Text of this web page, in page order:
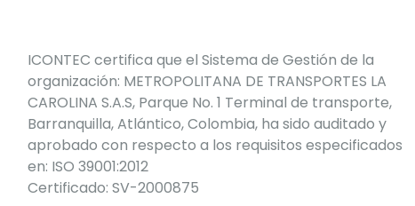
ICONTEC certifica que el Sistema de Gestión de la
organización: METROPOLITANA DE TRANSPORTES LA
CAROLINA S.A.S, Parque No. 1 Terminal de transporte,
Barranquilla, Atlántico, Colombia, ha sido auditado y
aprobado con respecto a los requisitos especificados
en: ISO 39001:2012
Certificado: SV-2000875